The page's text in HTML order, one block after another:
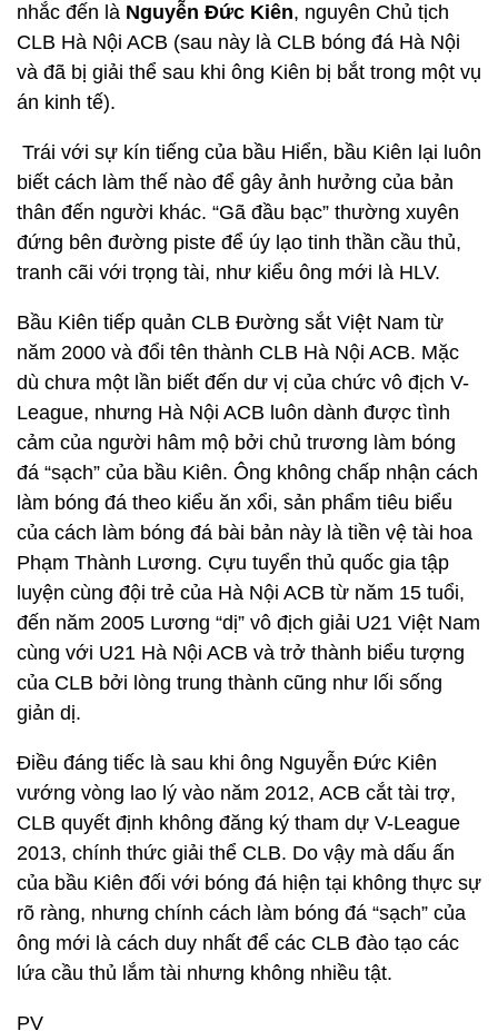
nhắc đến là Nguyễn Đức Kiên, nguyên Chủ tịch
CLB Hà Nội ACB (sau này là CLB bóng đá Hà Nội
và đã bị giải thể sau khi ông Kiên bị bắt trong một vụ
án kinh tế).
Trái với sự kín tiếng của bầu Hiển, bầu Kiên lại luôn
biết cách làm thế nào để gây ảnh hưởng của bản
thân đến người khác. “Gã đầu bạc” thường xuyên
đứng bên đường piste để úy lạo tinh thần cầu thủ,
tranh cãi với trọng tài, như kiểu ông mới là HLV.
Bầu Kiên tiếp quản CLB Đường sắt Việt Nam từ
năm 2000 và đổi tên thành CLB Hà Nội ACB. Mặc
dù chưa một lần biết đến dư vị của chức vô địch V-
League, nhưng Hà Nội ACB luôn dành được tình
cảm của người hâm mộ bởi chủ trương làm bóng
đá “sạch” của bầu Kiên. Ông không chấp nhận cách
làm bóng đá theo kiểu ăn xổi, sản phẩm tiêu biểu
của cách làm bóng đá bài bản này là tiền vệ tài hoa
Phạm Thành Lương. Cựu tuyển thủ quốc gia tập
luyện cùng đội trẻ của Hà Nội ACB từ năm 15 tuổi,
đến năm 2005 Lương “dị” vô địch giải U21 Việt Nam
cùng với U21 Hà Nội ACB và trở thành biểu tượng
của CLB bởi lòng trung thành cũng như lối sống
giản dị.
Điều đáng tiếc là sau khi ông Nguyễn Đức Kiên
vướng vòng lao lý vào năm 2012, ACB cắt tài trợ,
CLB quyết định không đăng ký tham dự V-League
2013, chính thức giải thể CLB. Do vậy mà dấu ấn
của bầu Kiên đối với bóng đá hiện tại không thực sự
rõ ràng, nhưng chính cách làm bóng đá “sạch” của
ông mới là cách duy nhất để các CLB đào tạo các
lứa cầu thủ lắm tài nhưng không nhiều tật.
PV